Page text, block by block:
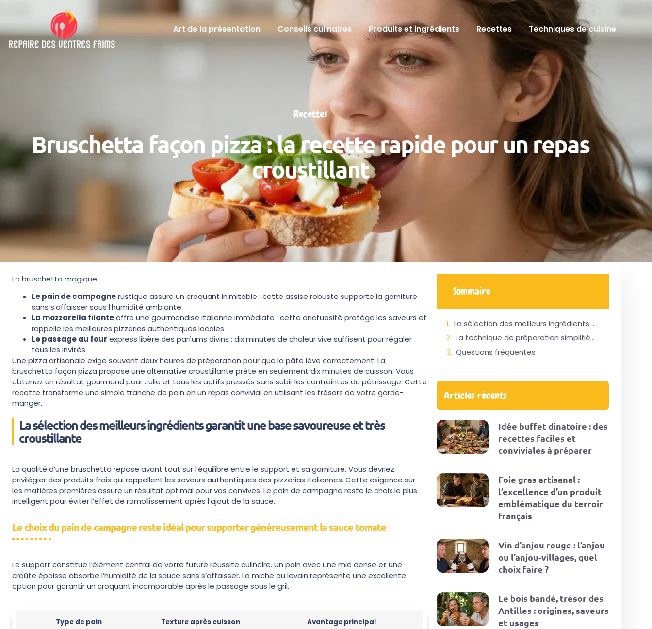
Art de la présentation Conseils culinaires Produits et ingrédients Recettes Techniques de cuisine
Recettes
Bruschetta façon pizza : la recette rapide pour un repas
croustillant
La bruschetta magique
Le pain de campagnerustique assure un croquant inimitable : cette assise robuste supporte la garniture
sans s’affaisser sous l’humidité ambiante.
La mozzarella filanteoffre une gourmandise italienne immédiate : cette onctuosité protège les saveurs et
rappelle les meilleures pizzerias authentiques locales.
Le passage au four express libère des parfums divins : dix minutes de chaleur vive suffisent pour régaler
tous les invités.
Une pizza artisanale exige souvent deux heures de préparation pour que la pâte lève correctement. La
bruschetta façon pizza propose une alternative croustillante prête en seulement dix minutes de cuisson. Vous
obtenez un résultat gourmand pour Julie et tous les actifs pressés sans subir les contraintes du pétrissage. Cette
recette transforme une simple tranche de pain en un repas convivial en utilisant les trésors de votre garde-
manger.
La sélection des meilleurs ingrédients garantit une base savoureuse et très
croustillante
La qualité d’une bruschetta repose avant tout sur l’équilibre entre le support et sa garniture. Vous devriez
privilégier des produits frais qui rappellent les saveurs authentiques des pizzerias italiennes. Cette exigence sur
les matières premières assure un résultat optimal pour vos convives. Le pain de campagne reste le choix le plus
intelligent pour éviter l’effet de ramollissement après l’ajout de la sauce.
Le choix du pain de campagne reste idéal pour supporter généreusement la sauce tomate
Le support constitue l’élément central de votre future réussite culinaire. Un pain avec une mie dense et une
croûte épaisse absorbe l’humidité de la sauce sans s’affaisser. La miche au levain représente une excellente
option pour garantir un croquant incomparable après le passage sous le gril.
Type de pain Texture après cuisson Avantage principal
Sommaire
La sélection des meilleurs ingrédients garantit une base savoureuse et très croustillante
La technique de préparation simplifiée permet un gain de temps maximal au quotidien
Questions fréquentes
Articles récents
Idée buffet dinatoire : des
recettes faciles et
conviviales à préparer
Foie gras artisanal :
l’excellence d’un produit
emblématique du terroir
français
Vin d’anjou rouge : l’anjou
ou l’anjou-villages, quel
choix faire ?
Le bois bandé, trésor des
Antilles : origines, saveurs
et usages